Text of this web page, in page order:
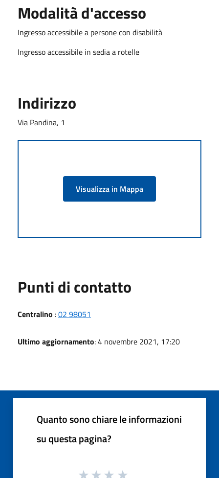
Modalità d'accesso
Ingresso accessibile a persone con disabilità
Ingresso accessibile in sedia a rotelle
Indirizzo
Via Pandina, 1
Visualizza in Mappa
Punti di contatto
Centralino :02 98051
Ultimo aggiornamento: 4 novembre 2021, 17:20
Quanto sono chiare le informazioni
su questa pagina?